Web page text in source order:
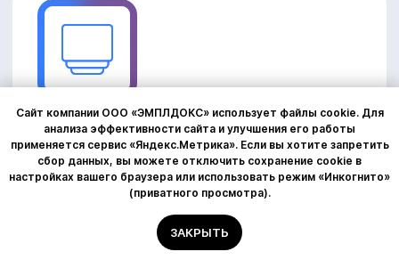
Сайт компании ООО «ЭМПЛДОКС» использует файлы cookie. Для
анализа эффективности сайта и улучшения его работы
применяется сервис «Яндекс.Метрика». Если вы хотите запретить
сбор данных, вы можете отключить сохранение cookie в
настройках вашего браузера или использовать режим «Инкогнито»
(приватного просмотра).
ЗАКРЫТЬ